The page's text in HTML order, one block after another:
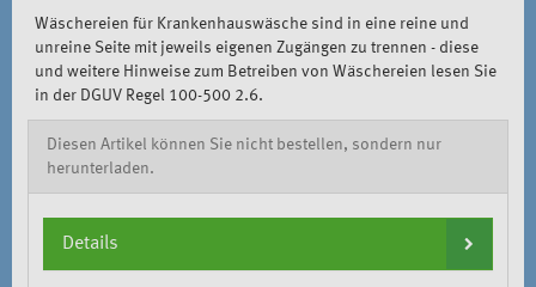
Wäschereien für Krankenhauswäsche sind in eine reine und
unreine Seite mit jeweils eigenen Zugängen zu trennen - diese
und weitere Hinweise zum Betreiben von Wäschereien lesen Sie
in der DGUV Regel 100-500 2.6.
Diesen Artikel können Sie nicht bestellen, sondern nur
herunterladen.
Details